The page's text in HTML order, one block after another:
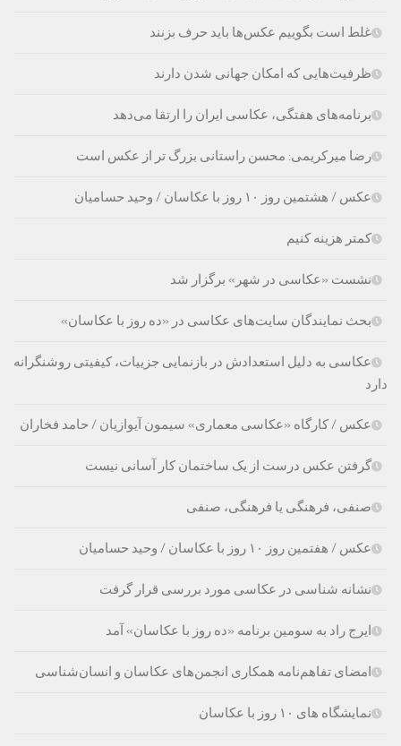
غلط است بگوییم عکس‌ها باید حرف بزنند
ظرفیت‌هایی که امکان جهانی شدن دارند
برنامه‌های هفتگی، عکاسی ایران را ارتقا می‌دهد
رضا میرکریمی: محسن راستانی بزرگ تر از عکس است
عکس / هشتمین روز ۱۰ روز با عکاسان / وحید حسامیان
کمتر هزینه کنیم
نشست «عکاسی در شهر» برگزار شد
بحث نمایندگان سایت‌های عکاسی در «ده روز با عکاسان»
عکاسی به دلیل استعدادش در بازنمایی جزییات، کیفیتی روشنگرانه
دارد
عکس / کارگاه «عکاسی معماری» سیمون آیوازیان / حامد فخاران
گرفتن عکس درست از یک ساختمان کار آسانی نیست
صنفی، فرهنگی یا فرهنگی، صنفی
عکس / هفتمین روز ۱۰ روز با عکاسان / وحید حسامیان
نشانه شناسی در عکاسی مورد بررسی قرار گرفت
ایرج راد به سومین برنامه «ده روز با عکاسان» آمد
امضای تفاهم‌نامه همکاری انجمن‌های عکاسان و انسان‌شناسی
نمایشگاه های ۱۰ روز با عکاسان